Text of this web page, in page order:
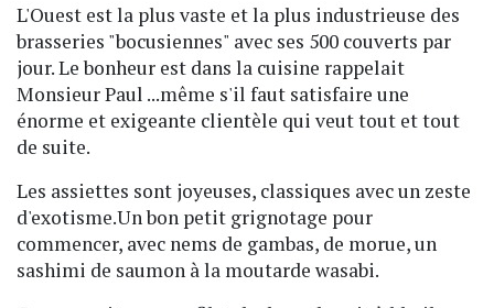
L'Ouest est la plus vaste et la plus industrieuse des
brasseries "bocusiennes" avec ses 500 couverts par
jour. Le bonheur est dans la cuisine rappelait
Monsieur Paul ...même s'il faut satisfaire une
énorme et exigeante clientèle qui veut tout et tout
de suite.
Les assiettes sont joyeuses, classiques avec un zeste
d'exotisme.Un bon petit grignotage pour
commencer, avec nems de gambas, de morue, un
sashimi de saumon à la moutarde wasabi.